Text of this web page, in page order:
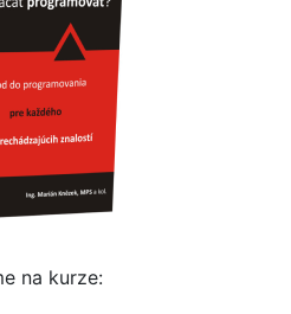
na kurze: